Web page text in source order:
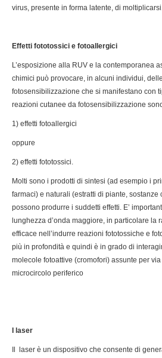
virus, presente in forma latente, di
Effetti fototossici e fotoallergici
L’esposizione alla RUV e la contemporanea
chimici può provocare, in alcuni individui,
fotosensibilizzazione che si manifestano con
reazioni cutanee da fotosensibilizzazione
1) effetti fotoallergici
oppure
2) effetti fototossici.
Molti sono i prodotti di sintesi (ad esempio i
farmaci) e naturali (estratti di piante, sostanze
possono produrre i suddetti effetti. E’
lunghezza d’onda maggiore, in particolare la
efficace nell’indurre reazioni fototossiche e
più in profondità e quindi è in grado di
molecole fotoattive (cromofori) assunte per
microcircolo periferico
I laser
Il laser è un dispositivo che consente di